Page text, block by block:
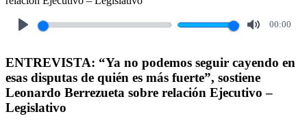
00:00
ENTREVISTA: “Ya no podemos seguir cayendo en
esas disputas de quién es más fuerte”, sostiene
Leonardo Berrezueta sobre relación Ejecutivo –
Legislativo